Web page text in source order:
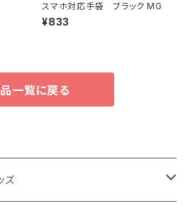
スマホ対応手袋 ブラック MG
¥833
一覧に戻る
ズ